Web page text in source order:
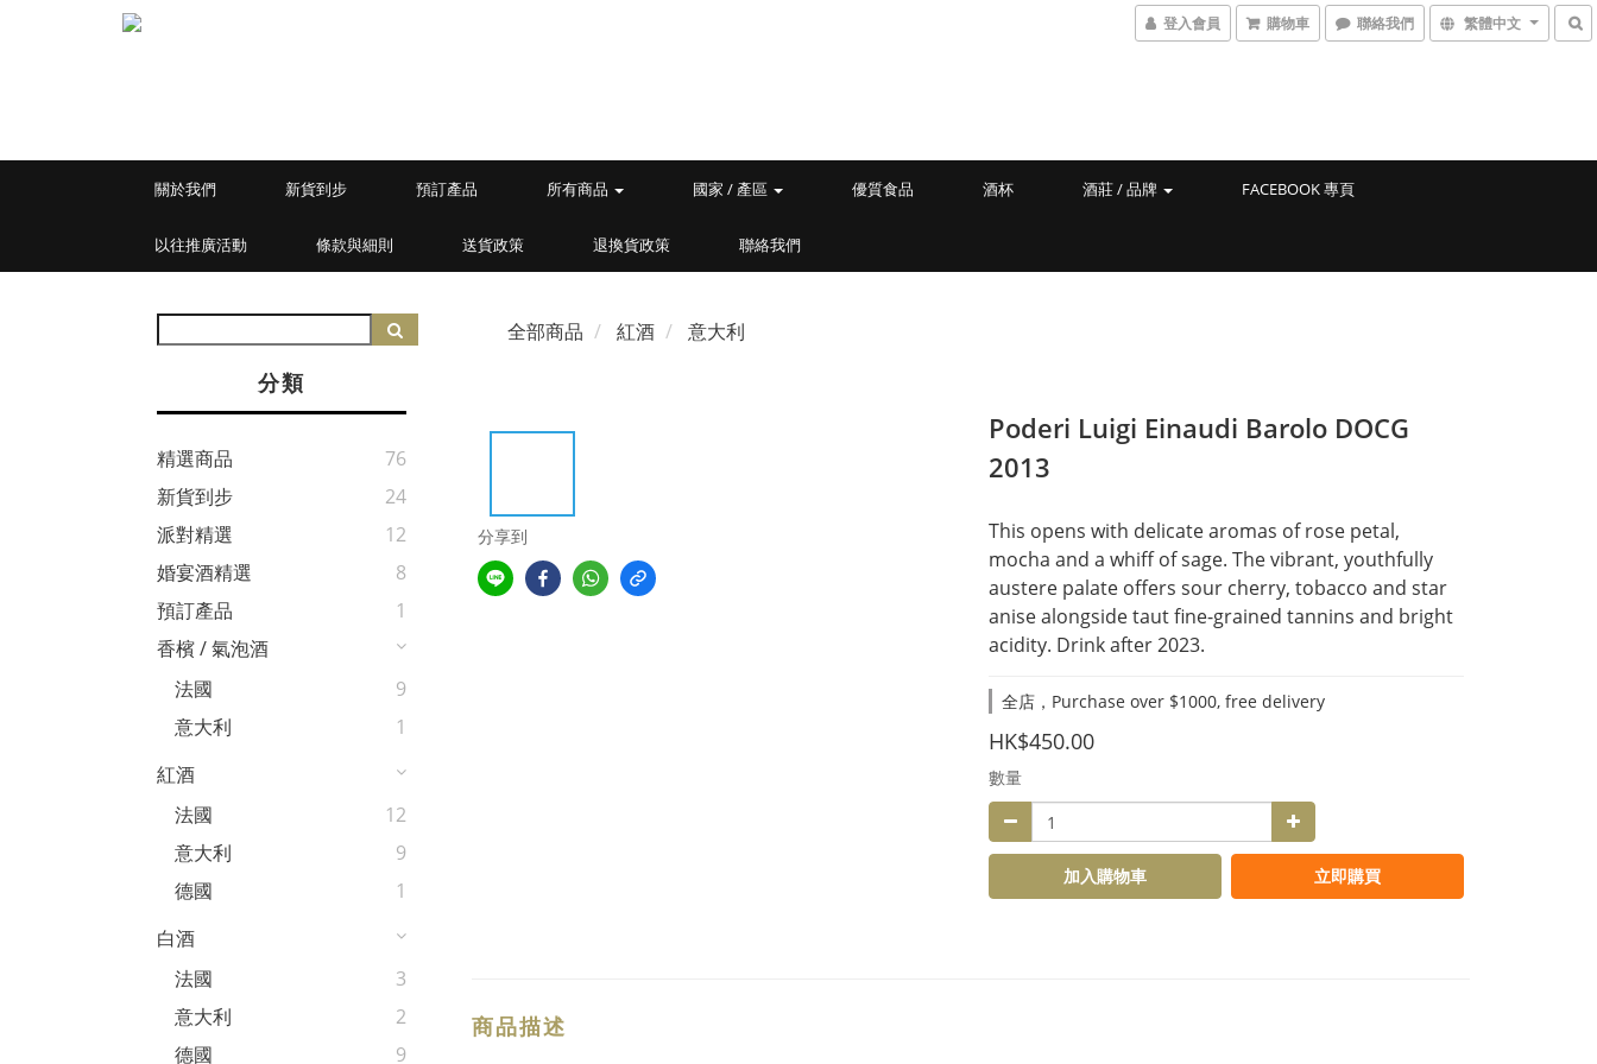
登入會員 購物車 聯絡我們 繁體中文
關於我們 新貨到步 預訂產品 所有商品 國家 / 產區 優質食品 酒杯 酒莊 / 品牌 FACEBOOK 專頁
以往推廣活動 條款與細則 送貨政策 退換貨政策 聯絡我們
分類
精選商品
76
新貨到步
24
派對精選
12
婚宴酒精選
8
預訂產品
1
香檳 / 氣泡酒
法國
9
意大利
1
紅酒
法國
12
意大利
9
德國
1
白酒
法國
3
意大利
2
德國
9
全部商品 紅酒 意大利
分享到
Poderi Luigi Einaudi Barolo DOCG
2013
This opens with delicate aromas of rose petal,
mocha and a whiff of sage. The vibrant, youthfully
austere palate offers sour cherry, tobacco and star
anise alongside taut fine-grained tannins and bright
acidity. Drink after 2023.
全店，Purchase over $1000, free delivery
HK$450.00
數量
加入購物車 立即購買
商品描述